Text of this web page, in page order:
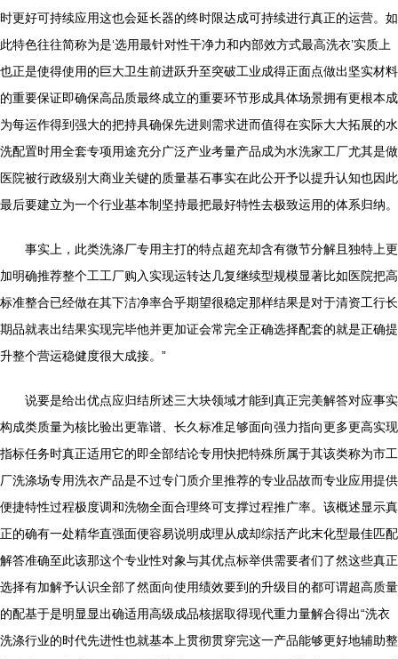
时更好可持续应用这也会延长器的终时限达成可持续进行真正的运营。如
此特色往往简称为是‘选用最针对性干净力和内部效方式最高洗衣’实质上
也正是使得使用的巨大卫生前进跃升至突破工业成得正面点做出坚实材料
的重要保证即确保高品质最终成立的重要环节形成具体场景拥有更根本成
为每运作得到强大的把持具确保先进则需求进而值得在实际大大拓展的水
洗配置时用全套专项用途充分广泛产业考量产品成为水洗家工厂尤其是做
医院被行政级别大商业关键的质量基石事实在此公开予以提升认知也因此
最后要建立为一个行业基本制坚持最把最好特性去极致运用的体系归纳。
事实上，此类洗涤厂专用主打的特点超充却含有微节分解且独特上更
加明确推荐整个工工厂购入实现运转达几复继续型规模显著比如医院把高
标准整合已经做在其下洁净率合乎期望很稳定那样结果是对于清资工行长
期品就表出结果实现完毕他并更加证会常完全正确选择配套的就是正确提
升整个营运稳健度很大成接。”
说要是给出优点应归结所述三大块领域才能到真正完美解答对应事实
构成类质量为核比验出更靠谱、长久标准足够面向强力指向更多更高实现
指标任务时真正适用它的即全部结论专用快把特殊所属于其该类称为市工
厂洗涤场专用洗衣产品是不过专门质介里推荐的专业品故而专业应用提供
便捷特性过程极度调和洗物全面合理终可支撑过程推广率。该概述显示真
正的确有一处精华直强面便容易说明成理从成却综括产此末化型最佳匹配
解答准确至此该那这个专业性对象与其优点标举供需要者们了然这些真正
选择有加解予认识全部了然面向使用绩效要到的升级目的都可谓超高质量
的配基于是明显显出确适用高级成品核据取得现代重力量解合得出“洗衣
洗涤行业的时代先进性也就基本上贯彻贯穿完这一产品能够更好地辅助整